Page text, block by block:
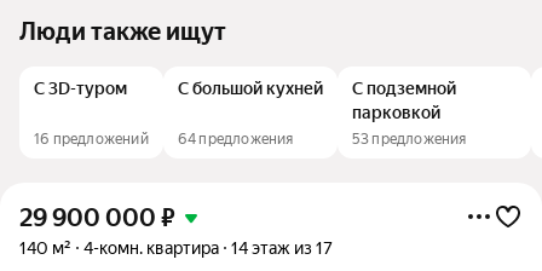
Люди также ищут
С 3D-туром
16 предложений
С большой кухней
64 предложения
С подземной
парковкой
53 предложения
29 900 000 ₽
140 м² 4-комн. квартира 14 этаж из 17